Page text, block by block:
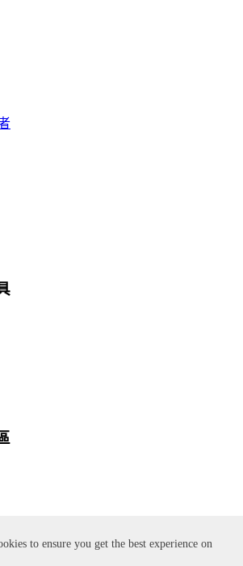
to ensure you get the best experience on
您將離開飛達利斯保健網站。